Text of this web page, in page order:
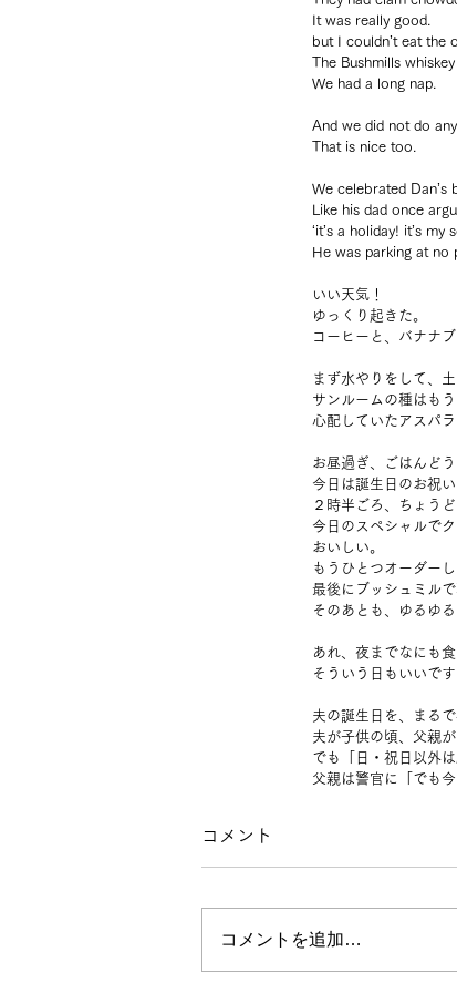
It was really good.
but I couldn’t eat the
The Bushmills
We had a long nap.
And we did not do
That is nice too.
We celebrated Dan’s
Like his dad once
‘it’s a holiday! it’s my
He was parking at no
いい天気！
ゆっくり起きた。
コーヒーと、バナナブ
まず水やりをして、
サンルームの種はも
心配していたアスパ
お昼過ぎ、ごはんど
今日は誕生日のお祝
２時半ごろ、ちょう
今日のスペシャルで
おいしい。
もうひとつオーダー
最後にブッシュミル
そのあとも、ゆるゆる
あれ、夜までなにも
そういう日もいいです
夫の誕生日を、まる
夫が子供の頃、父親
でも「日・祝日以外
父親は警官に「でも
コメント
コメントを追加…